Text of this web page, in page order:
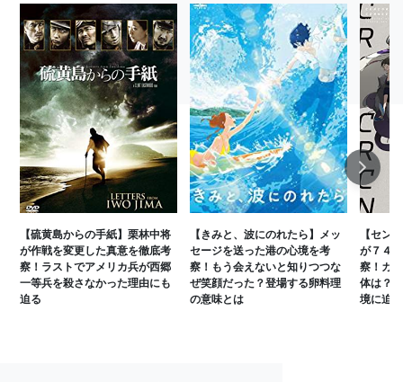
【硫黄島からの手紙】栗林中将
が作戦を変更した真意を徹底考
察！ラストでアメリカ兵が西郷
一等兵を殺さなかった理由にも
迫る
【きみと、波にのれたら】メッ
セージを送った港の心境を考
察！もう会えないと知りつつな
ぜ笑顔だった？登場する卵料理
の意味とは
【セン
が７４
察！カ
体は？
境に迫る
Next